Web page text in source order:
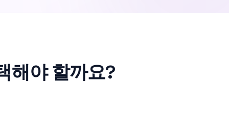
해야 할까요?